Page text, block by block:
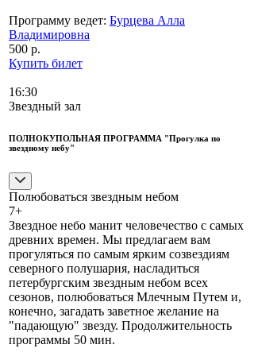
Программу ведет: Бурцева Алла
Владимировна
500 р.
Купить билет
16:30
Звездный зал
ПОЛНОКУПОЛЬНАЯ ПРОГРАММА "Прогулка по
звездному небу"
Полюбоваться звездным небом
7+
Звездное небо манит человечество с самых
древних времен. Мы предлагаем вам
прогуляться по самым ярким созвездиям
северного полушария, насладиться
петербургским звездным небом всех
сезонов, полюбоваться Млечным Путем и,
конечно, загадать заветное желание на
"падающую" звезду. Продолжительность
программы 50 мин.